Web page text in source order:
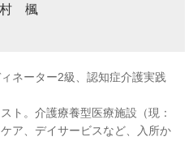
村 楓
ネーター2級、認知症介護実践
ト。介護療養型医療施設（現：
ア、デイサービスなど、入所か